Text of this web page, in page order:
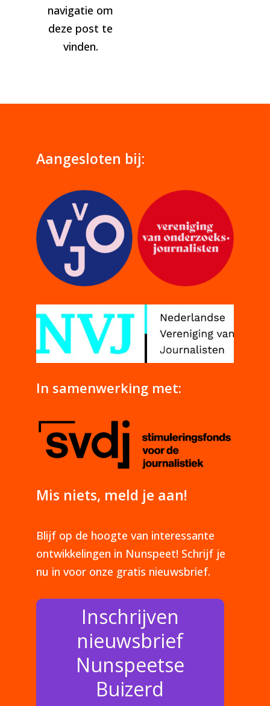
navigatie om
deze post te
vinden.
Aangesloten bij:
In samenwerking met:
Mis niets, meld je aan!
Blijf op de hoogte van interessante
ontwikkelingen in Nunspeet! Schrijf je
nu in voor onze gratis nieuwsbrief.
Inschrijven
nieuwsbrief
Nunspeetse
Buizerd